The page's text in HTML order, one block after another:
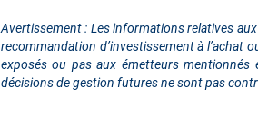
Avertissement : Les informations relatives
recommandation d’investissement à l’achat
exposés ou pas aux émetteurs
décisions de gestion futures ne sont pas